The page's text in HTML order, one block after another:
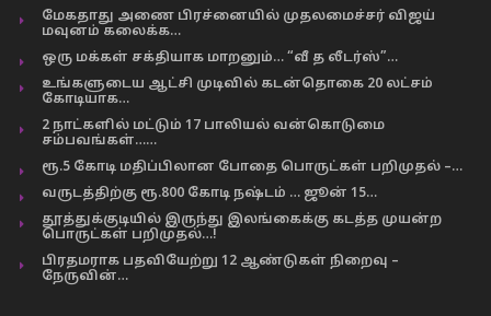
மேகதாது அணை பிரச்னையில் முதலமைச்சர் விஜய்
மவுனம் கலைக்க…
ஒரு மக்கள் சக்தியாக மாறனும்… “வீ த லீடர்ஸ்”…
உங்களுடைய ஆட்சி முடிவில் கடன்தொகை 20 லட்சம்
கோடியாக…
2 நாட்களில் மட்டும் 17 பாலியல் வன்கொடுமை
சம்பவங்கள்……
ரூ.5 கோடி மதிப்பிலான போதை பொருட்கள் பறிமுதல் –…
வருடத்திற்கு ரூ.800 கோடி நஷ்டம் … ஜூன் 15…
தூத்துக்குடியில் இருந்து இலங்கைக்கு கடத்த முயன்ற
பொருட்கள் பறிமுதல்…!
பிரதமராக பதவியேற்று 12 ஆண்டுகள் நிறைவு –
நேருவின்…